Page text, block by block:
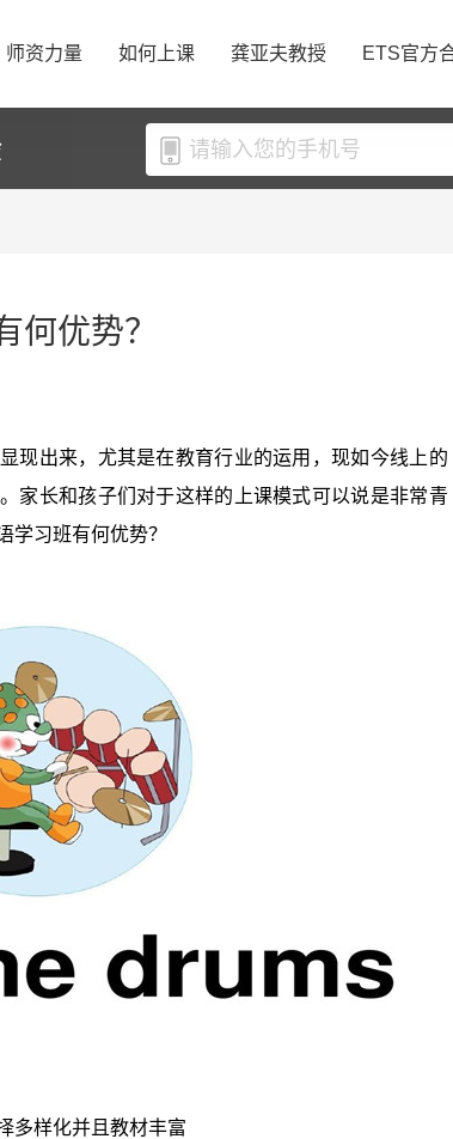
师资力量 如何上课 龚亚夫教授 ETS官方
何优势？
现出来，尤其是在教育行业的运用，现如今线上的
家长和孩子们对于这样的上课模式可以说是非常青
学习班有何优势？
多样化并且教材丰富